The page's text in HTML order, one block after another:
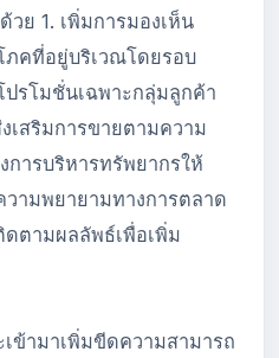
วย 1. เพิ่มการมองเห็น
ภคที่อยู่บริเวณโดยรอบ
รโมชั่นเฉพาะกลุ่มลูกค้า
เสริมการขายตามความ
การบริหารทรัพยากรให้
ามพยายามทางการตลาด
ตามผลลัพธ์เพื่อเพิ่ม
ข้ามาเพิ่มขีดความสามารถ